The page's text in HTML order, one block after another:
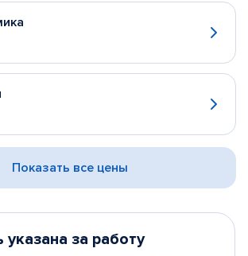
Показать все цены
за работу